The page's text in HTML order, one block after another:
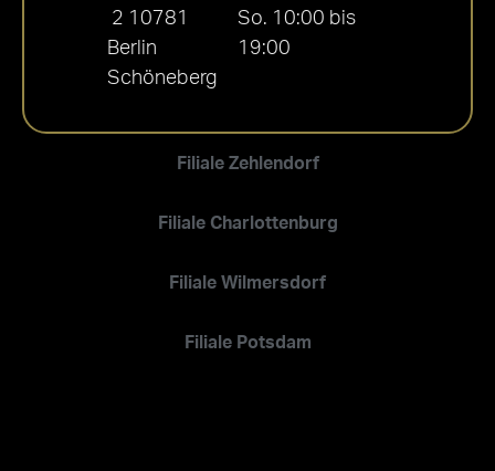
Filiale Zehlendorf
Filiale Charlottenburg
Filiale Wilmersdorf
Filiale Potsdam
2 10781
Berlin
Schöneberg
So. 10:00 bis
19:00